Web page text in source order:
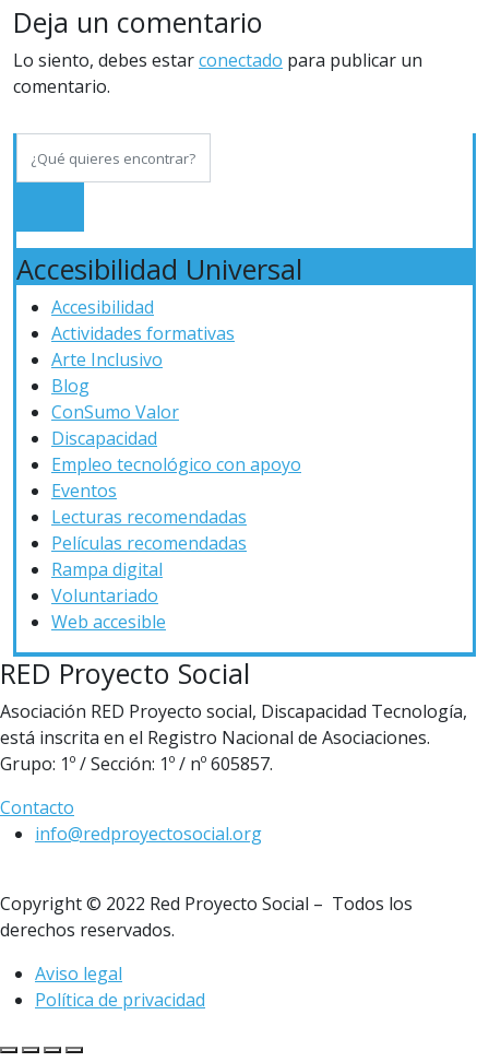
Deja un comentario
Lo siento, debes estarconectado para publicar un
comentario.
Accesibilidad Universal
Accesibilidad
Actividades formativas
Arte Inclusivo
Blog
ConSumo Valor
Discapacidad
Empleo tecnológico con apoyo
Eventos
Lecturas recomendadas
Películas recomendadas
Rampa digital
Voluntariado
Web accesible
RED Proyecto Social
Asociación RED Proyecto social, Discapacidad Tecnología,
está inscrita en el Registro Nacional de Asociaciones.
Grupo: 1º / Sección: 1º / nº 605857.
Contacto
info@redproyectosocial.org
Copyright © 2022 Red Proyecto Social – Todos los
derechos reservados.
Aviso legal
Política de privacidad